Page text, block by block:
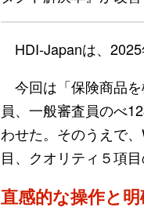
HDI-Japanは、2025
今回は「保険商品
員、一般審査員のべ
わせた。そのうえで
目、クオリティ５項
直感的な操作と